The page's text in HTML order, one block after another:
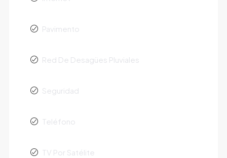
Pavimento
Red De Desagües Pluviales
Seguridad
Teléfono
TV Por Satélite